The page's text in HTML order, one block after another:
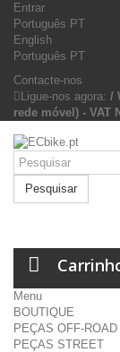
Entrar
Português PT
English
Português PT
Contacte-nos
Ligue-nos agora: /
rede móvel) - VAT
Pesquisar
Menu
BOUTIQUE
PEÇAS OFF-
PEÇAS STREET